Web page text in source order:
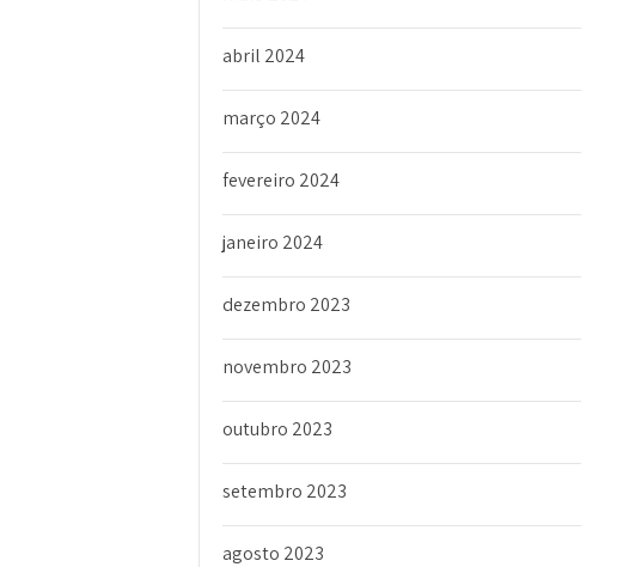
abril 2024
março 2024
fevereiro 2024
janeiro 2024
dezembro 2023
novembro 2023
outubro 2023
setembro 2023
agosto 2023